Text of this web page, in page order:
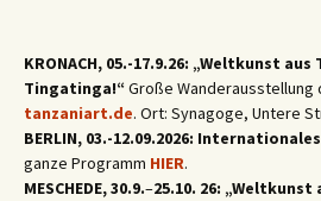
KRONACH, 05.-17.9.26: „Weltkunst
Tingatinga!“Große Wanderausstellung
tanzaniart.de. Ort: Synagoge, Untere
BERLIN, 03.-12.09.2026:
ganze Programm HIER.
MESCHEDE, 30.9.–25.10. 26: „Weltkunst